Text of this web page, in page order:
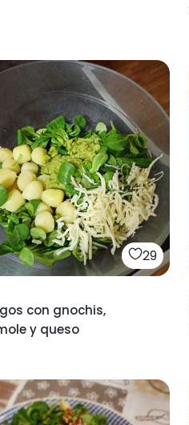
29
con gnochis,
y queso